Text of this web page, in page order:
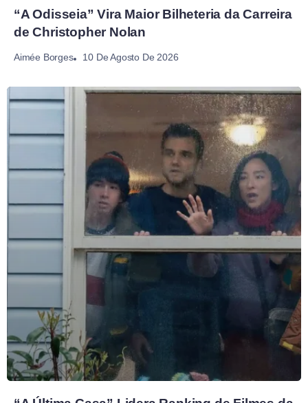
“A Odisseia” Vira Maior Bilheteria da Carreira
de Christopher Nolan
Aimée Borges 10 De Agosto De 2026